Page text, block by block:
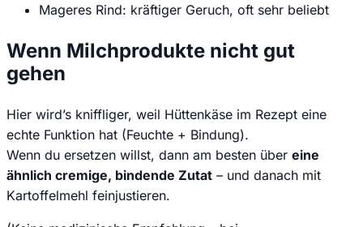
Mageres Rind: kräftiger Geruch, oft sehr beliebt
Wenn Milchprodukte nicht gut
gehen
Hier wird’s kniffliger, weil Hüttenkäse im Rezept eine
echte Funktion hat (Feuchte + Bindung).
Wenn du ersetzen willst, dann am besten über eine
ähnlich cremige, bindende Zutat – und danach mit
Kartoffelmehl feinjustieren.